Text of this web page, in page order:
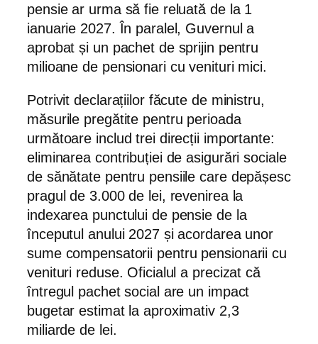
pensie ar urma să fie reluată de la 1
ianuarie 2027. În paralel, Guvernul a
aprobat și un pachet de sprijin pentru
milioane de pensionari cu venituri mici.
Potrivit declarațiilor făcute de ministru,
măsurile pregătite pentru perioada
următoare includ trei direcții importante:
eliminarea contribuției de asigurări sociale
de sănătate pentru pensiile care depășesc
pragul de 3.000 de lei, revenirea la
indexarea punctului de pensie de la
începutul anului 2027 și acordarea unor
sume compensatorii pentru pensionarii cu
venituri reduse. Oficialul a precizat că
întregul pachet social are un impact
bugetar estimat la aproximativ 2,3
miliarde de lei.